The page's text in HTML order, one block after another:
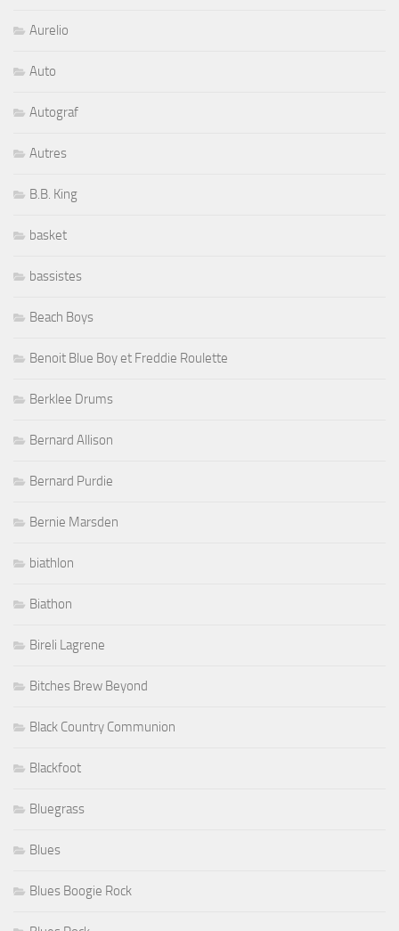
Aurelio
Auto
Autograf
Autres
B.B. King
basket
bassistes
Beach Boys
Benoit Blue Boy et Freddie Roulette
Berklee Drums
Bernard Allison
Bernard Purdie
Bernie Marsden
biathlon
Biathon
Bireli Lagrene
Bitches Brew Beyond
Black Country Communion
Blackfoot
Bluegrass
Blues
Blues Boogie Rock